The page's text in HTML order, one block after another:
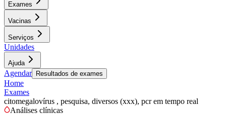
Exames
Vacinas
Serviços
Unidades
Ajuda
Agendar Resultados de exames
Home
Exames
citomegalovírus , pesquisa, diversos (xxx), pcr em tempo real
Análises clínicas